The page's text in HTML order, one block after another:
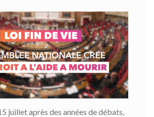
juillet après des années de débats,